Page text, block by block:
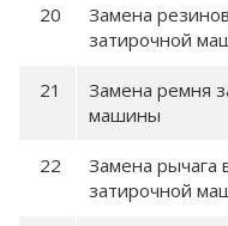
Замена
затирочной
Замена ремня
машины
Замена рычага
затирочной